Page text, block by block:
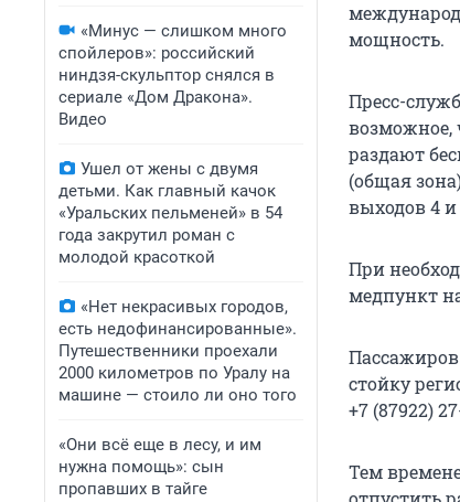
«Минус — слишком много
спойлеров»: российский
ниндзя-скульптор снялся в
сериале «Дом Дракона».
Видео
Ушел от жены с двумя
детьми. Как главный качок
«Уральских пельменей» в 54
года закрутил роман с
молодой красоткой
«Нет некрасивых городов,
есть недофинансированные».
Путешественники проехали
2000 километров по Уралу на
машине — стоило ли оно того
«Они всё еще в лесу, и им
нужна помощь»: сын
пропавших в тайге
мощность.
Пресс-
возможное,
раздают
(общая
выходов 4
При
медпункт
Пассажиров
стойку
+7 (87922)
Тем